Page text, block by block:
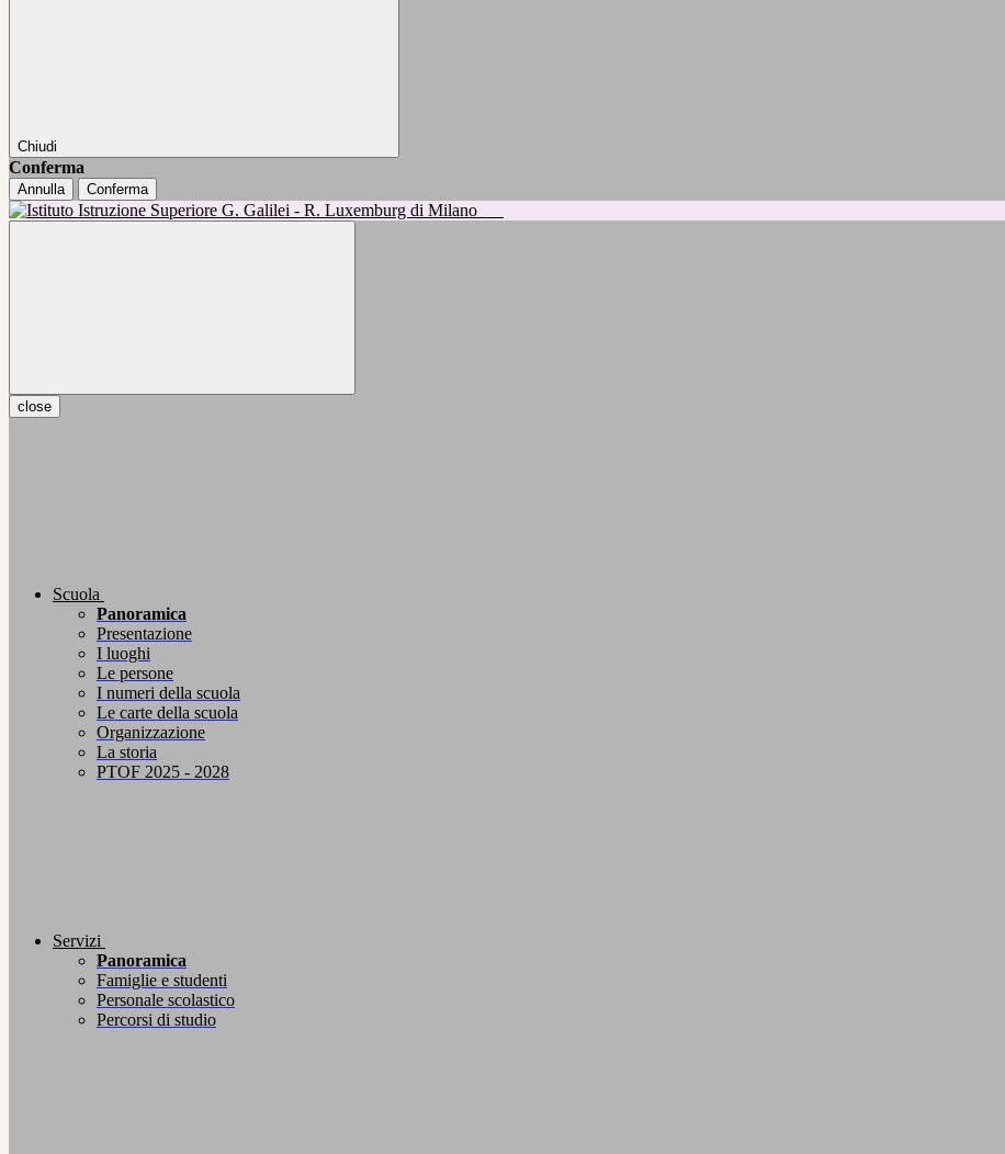
Chiudi
Conferma
Annulla Conferma
close
Scuola
Panoramica
Presentazione
I luoghi
Le persone
I numeri della scuola
Le carte della scuola
Organizzazione
La storia
PTOF 2025 - 2028
Servizi
Panoramica
Famiglie e studenti
Personale scolastico
Percorsi di studio